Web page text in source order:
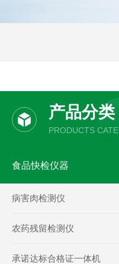
产品分类
PRODUCTS
食品快检仪器
病害肉检测仪
农药残留检测仪
承诺达标合格证一体机